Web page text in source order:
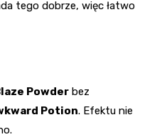
tego dobrze, więc łatwo
Powder bez
Potion. Efektu nie